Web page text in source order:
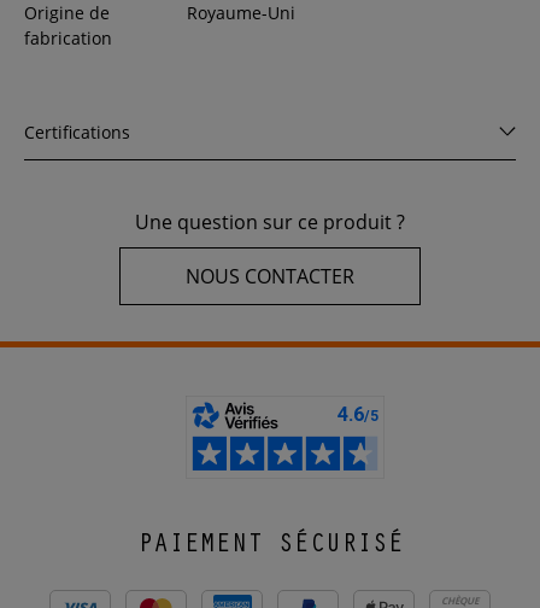
Origine de
fabrication
Royaume-Uni
Certifications
Une question sur ce produit ?
NOUS CONTACTER
PAIEMENT SÉCURISÉ
CHÈQUE